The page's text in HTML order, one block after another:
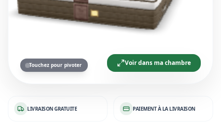
Voir dans ma chambre
Touchez pour pivoter
LIVRAISON GRATUITE PAIEMENT À LA LIVRAISON